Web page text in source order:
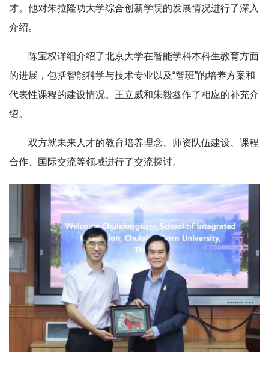
才。他对朱拉隆功大学综合创新学院的发展情况进行了深入
介绍。
陈宝权详细介绍了北京大学在智能学科本科生教育方面
的进展，包括智能科学与技术专业以及“智班”的培养方案和
代表性课程的建设情况。王立威和朱毅鑫作了相应的补充介
绍。
双方就未来人才的教育培养理念、师资队伍建设、课程
合作、国际交流等领域进行了交流探讨。